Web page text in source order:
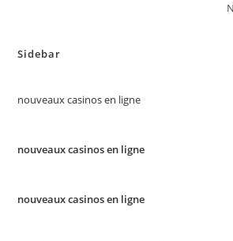
Sidebar
nouveaux casinos en ligne
nouveaux casinos en ligne
nouveaux casinos en ligne